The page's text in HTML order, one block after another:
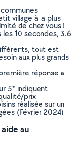
village à la plus
de chez vous !
10 secondes, 3.6
tout est
aux plus grands
réponse à
5* indiquent
prix
réalisée sur un
(Février 2024)
au